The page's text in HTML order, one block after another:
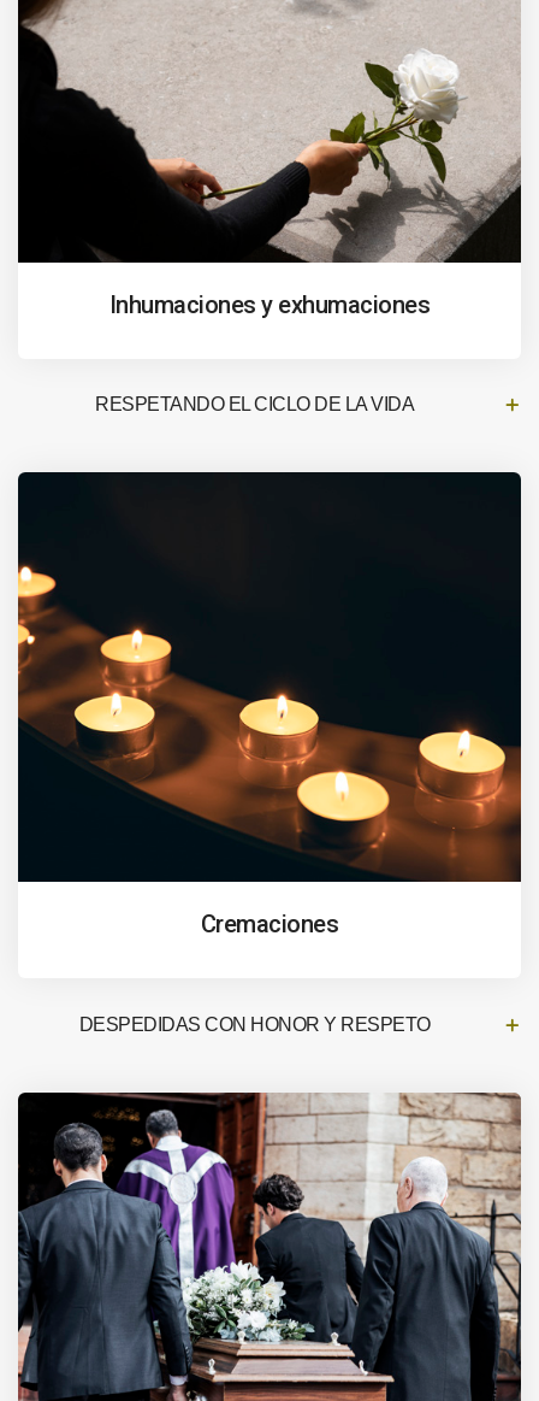
Inhumaciones y exhumaciones
RESPETANDO EL CICLO DE LA VIDA
Cremaciones
DESPEDIDAS CON HONOR Y RESPETO